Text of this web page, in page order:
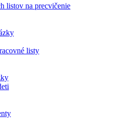
listov na precvičenie
listy